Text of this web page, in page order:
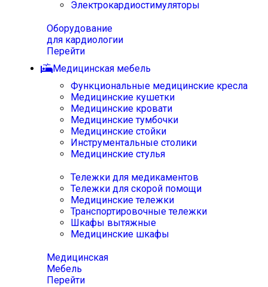
Электрокардиостимуляторы
Оборудование
для кардиологии
Перейти
Медицинская мебель
Функциональные медицинские кресла
Медицинские кушетки
Медицинские кровати
Медицинские тумбочки
Медицинские стойки
Инструментальные столики
Медицинские стулья
Тележки для медикаментов
Тележки для скорой помощи
Медицинские тележки
Транспортировочные тележки
Шкафы вытяжные
Медицинские шкафы
Медицинская
Мебель
Перейти